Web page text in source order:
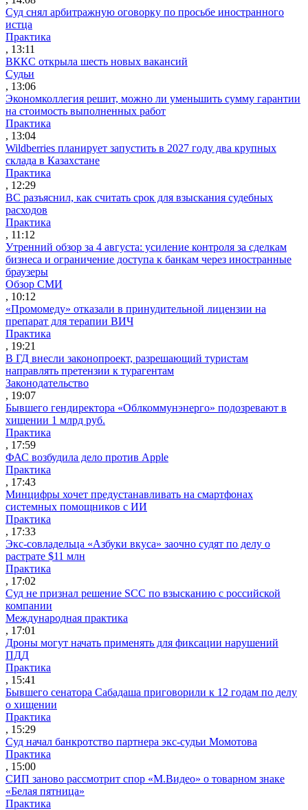
Суд снял арбитражную оговорку по просьбе иностранного
истца
Практика
, 13:11
ВККС открыла шесть новых вакансий
Судьи
, 13:06
Экономколлегия решит, можно ли уменьшить сумму гарантии
на стоимость выполненных работ
Практика
, 13:04
Wildberries планирует запустить в 2027 году два крупных
склада в Казахстане
Практика
, 12:29
ВС разъяснил, как считать срок для взыскания судебных
расходов
Практика
, 11:12
Утренний обзор за 4 августа: усиление контроля за сделкам
бизнеса и ограничение доступа к банкам через иностранные
браузеры
Обзор СМИ
, 10:12
«Промомеду» отказали в принудительной лицензии на
препарат для терапии ВИЧ
Практика
, 19:21
В ГД внесли законопроект, разрешающий туристам
направлять претензии к турагентам
Законодательство
, 19:07
Бывшего гендиректора «Облкоммунэнерго» подозревают в
хищении 1 млрд руб.
Практика
, 17:59
ФАС возбудила дело против Apple
Практика
, 17:43
Минцифры хочет предустанавливать на смартфонах
системных помощников с ИИ
Практика
, 17:33
Экс-совладельца «Азбуки вкуса» заочно судят по делу о
растрате $11 млн
Практика
, 17:02
Суд не признал решение SCC по взысканию с российской
компании
Международная практика
, 17:01
Дроны могут начать применять для фиксации нарушений
ПДД
Практика
, 15:41
Бывшего сенатора Сабадаша приговорили к 12 годам по делу
о хищении
Практика
, 15:29
Суд начал банкротство партнера экс-судьи Момотова
Практика
, 15:00
СИП заново рассмотрит спор «М.Видео» о товарном знаке
«Белая пятница»
Практика